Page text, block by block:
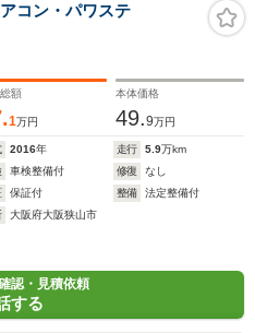
コン・パワステ
額
1万円
本体価格
49.9万円
2016年 走行 5.9万km
車検整備付 修復
なし
保証付 整備
法定整備付
大阪府大阪狭山市
認・見積依頼
する